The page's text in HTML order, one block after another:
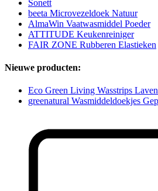
Sonett
beeta Microvezeldoek Natuur
AlmaWin Vaatwasmiddel Poeder
ATTITUDE Keukenreiniger
FAIR ZONE Rubberen Elastieken
Nieuwe producten:
Eco Green Living Wasstrips
greenatural Wasmiddeldoekjes